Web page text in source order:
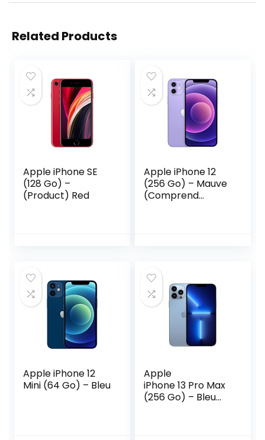
Related Products
Apple iPhone SE
(128 Go) –
(Product) Red
Apple iPhone 12
(256 Go) – Mauve
(Comprend
Apple iPhone 12
Mini (64 Go) – Bleu
Apple
iPhone 13 Pro Max
(256 Go) – Bleu